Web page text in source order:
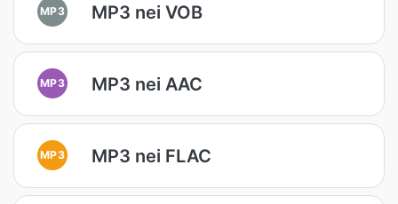
MP3 MP3 nei VOB
MP3 MP3 nei AAC
MP3 MP3 nei FLAC